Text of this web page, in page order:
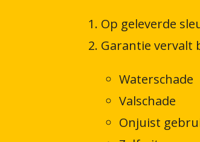
Op geleverde
Garantie vervalt
Waterschade
Valschade
Onjuist